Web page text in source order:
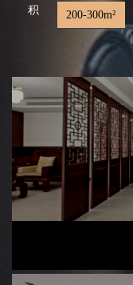
积
200-300m²